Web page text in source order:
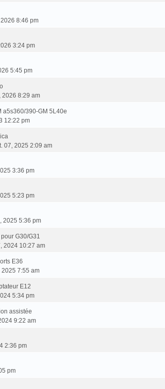
8:46 pm
3:24 pm
5:45 pm
2026 8:29 am
a5s360/390-GM 5L40e
12:22 pm
07, 2025 2:09 am
3:36 pm
5:23 pm
2025 5:36 pm
G30/G31
2024 10:27 am
E36
2025 7:55 am
E12
5:34 pm
assistée
9:22 am
2:36 pm
pm